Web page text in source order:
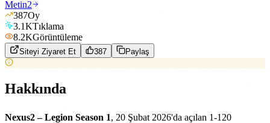
Metin2
387Oy
3.1KTıklama
8.2KGörüntüleme
Siteyi Ziyaret Et 387 Paylaş
Hakkında
Nexus2 – Legion Season 1, 20 Şubat 2026'da açılan 1-120